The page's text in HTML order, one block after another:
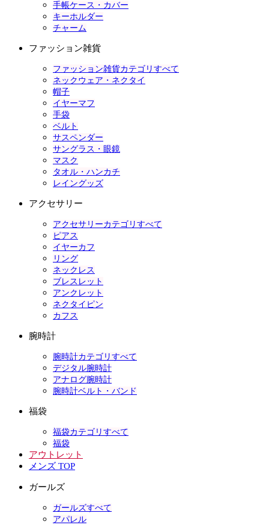
手帳ケース・カバー
キーホルダー
チャーム
ファッション雑貨
ファッション雑貨カテゴリすべて
ネックウェア・ネクタイ
帽子
イヤーマフ
手袋
ベルト
サスペンダー
サングラス・眼鏡
マスク
タオル・ハンカチ
レイングッズ
アクセサリー
アクセサリーカテゴリすべて
ピアス
イヤーカフ
リング
ネックレス
ブレスレット
アンクレット
ネクタイピン
カフス
腕時計
腕時計カテゴリすべて
デジタル腕時計
アナログ腕時計
腕時計ベルト・バンド
福袋
福袋カテゴリすべて
福袋
アウトレット
メンズ TOP
ガールズ
ガールズすべて
アパレル